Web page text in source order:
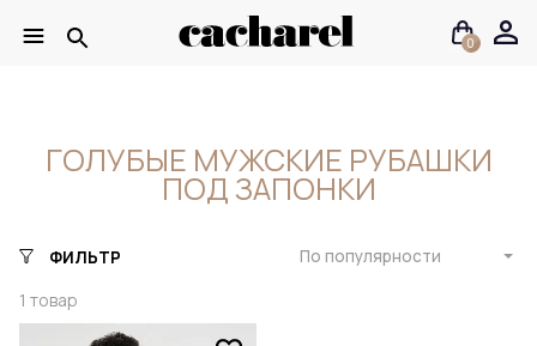
0
ГОЛУБЫЕ МУЖСКИЕ РУБАШКИ
ПОД ЗАПОНКИ
ФИЛЬТР
1 товар
По популярности